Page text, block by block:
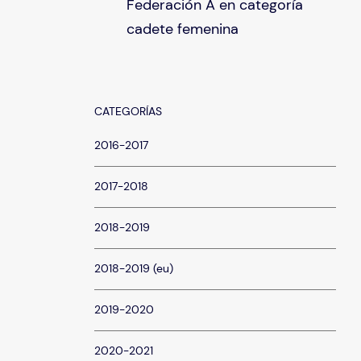
Federación A en categoría
cadete femenina
CATEGORÍAS
2016-2017
2017-2018
2018-2019
2018-2019 (eu)
2019-2020
2020-2021